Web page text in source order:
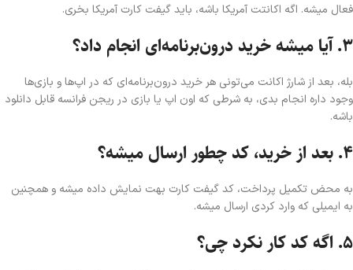
فعال میشه. اگه اکانتت آمریکا باشه، باید گیفت کارت آمریکا بخری.
۳. آیا میشه خرید درون‌برنامه‌ای انجام داد؟
بله، بعد از شارژ اکانت می‌تونی هر خرید درون‌برنامه‌ای که در اپ‌ها و بازی‌ها
وجود داره انجام بدی، به شرطی که اون اپ یا بازی در ریجن فرانسه قابل دانلود
باشه.
۴. بعد از خرید، کد چطور ارسال میشه؟
به محض تکمیل پرداخت، کد گیفت کارت بهت نمایش داده میشه و همچنین
به ایمیلی که وارد کردی ارسال میشه.
۵. اگه کد کار نکرد چی؟